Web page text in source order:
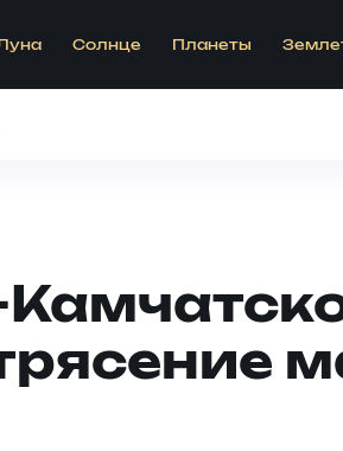
Солнце Планеты